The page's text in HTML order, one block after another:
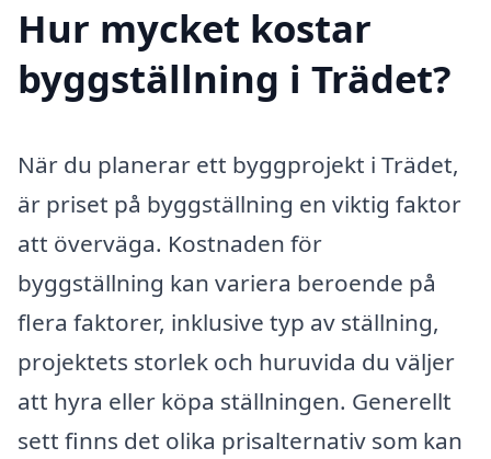
Hur mycket kostar
byggställning i Trädet?
När du planerar ett byggprojekt i Trädet,
är priset på byggställning en viktig faktor
att överväga. Kostnaden för
byggställning kan variera beroende på
flera faktorer, inklusive typ av ställning,
projektets storlek och huruvida du väljer
att hyra eller köpa ställningen. Generellt
sett finns det olika prisalternativ som kan